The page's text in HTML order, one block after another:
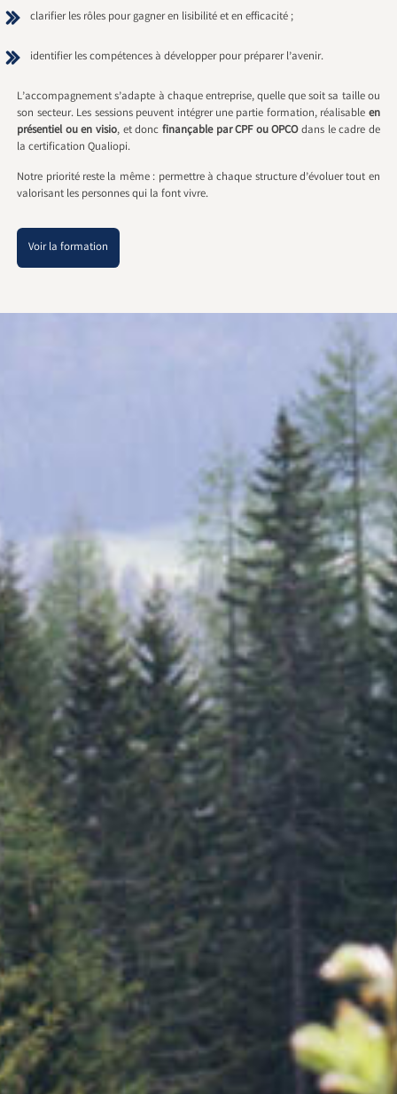
clarifier les rôles pour gagner en lisibilité et en efficacité ;
identifier les compétences à développer pour préparer l’avenir.
L’accompagnement s’adapte à chaque entreprise, quelle que soit sa taille ou
son secteur. Les sessions peuvent intégrer une partie formation, réalisable en
présentiel ou en visio, et donc finançable par CPF ou OPCOdans le cadre de
la certification Qualiopi.
Notre priorité reste la même : permettre à chaque structure d’évoluer tout en
valorisant les personnes qui la font vivre.
Voir la formation